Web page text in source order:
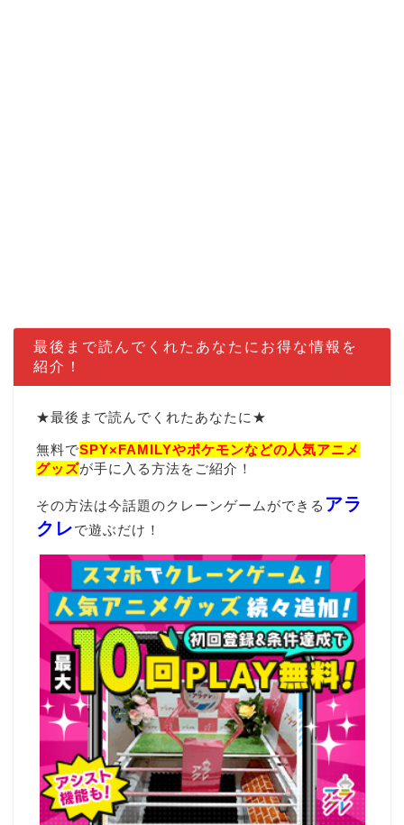
最後まで読んでくれたあなたにお得な情報を
紹介！
★最後まで読んでくれたあなたに★
無料でSPY×FAMILYやポケモンなどの 人気アニメ
グッズが手に入る方法をご紹介！
その方法は今話題のクレーンゲームができる アラ
クレで遊ぶだけ！